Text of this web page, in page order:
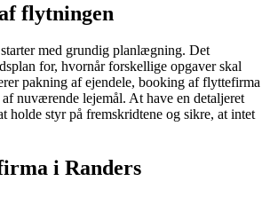
flytningen
med grundig planlægning. Det
for, hvornår forskellige opgaver skal
pakning af ejendele, booking af flyttefirma
nuværende lejemål. At have en detaljeret
holde styr på fremskridtene og sikre, at intet
i Randers